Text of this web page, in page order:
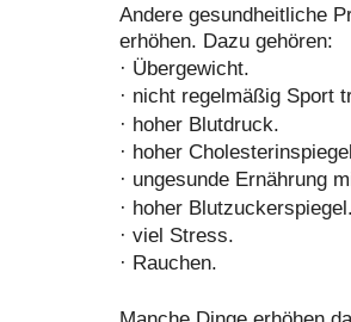
Andere gesundheitliche
erhöhen. Dazu gehören:
· Übergewicht.
· nicht regelmäßig Sport
· hoher Blutdruck.
· hoher
· ungesunde Ernährung
· hoher Blutzuckerspiegel.
· viel Stress.
· Rauchen.